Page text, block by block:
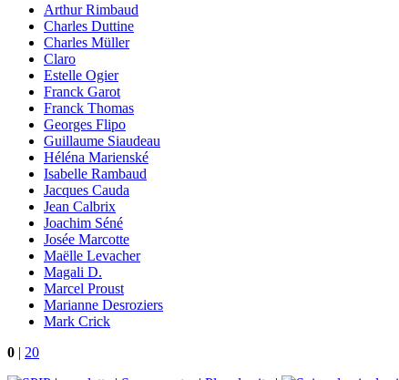
Arthur Rimbaud
Charles Duttine
Charles Müller
Claro
Estelle Ogier
Franck Garot
Franck Thomas
Georges Flipo
Guillaume Siaudeau
Héléna Marienské
Isabelle Rambaud
Jacques Cauda
Jean Calbrix
Joachim Séné
Josée Marcotte
Maëlle Levacher
Magali D.
Marcel Proust
Marianne Desroziers
Mark Crick
0 | 20